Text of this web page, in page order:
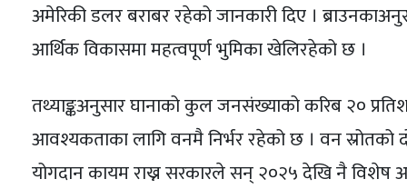
अमेरिकी डलर बराबर रहेको जानकारी दिए ।
आर्थिक विकासमा महत्वपूर्ण भुमिका खेलिरहेको छ ।
तथ्याङ्कअनुसार घानाको कुल जनसंख्याको करिब २० प्रतिशत
आवश्यकताका लागि वनमै निर्भर रहेको छ । वन स्रोतको
योगदान कायम राख्न सरकारले सन् २०२५ देखि नै विशेष